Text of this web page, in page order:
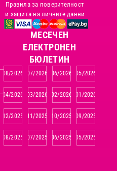
Правила за поверителност
и защита на личните данни
MЕСЕЧЕН
ЕЛЕКТРОНЕН
БЮЛЕТИН
08/2026 07/2026 06/2026 05/2026
04/2026 03/2026 02/2026 01/2026
12/2025 11/2025 10/2025 09/2025
08/2025 07/2025 06/2025 05/2025